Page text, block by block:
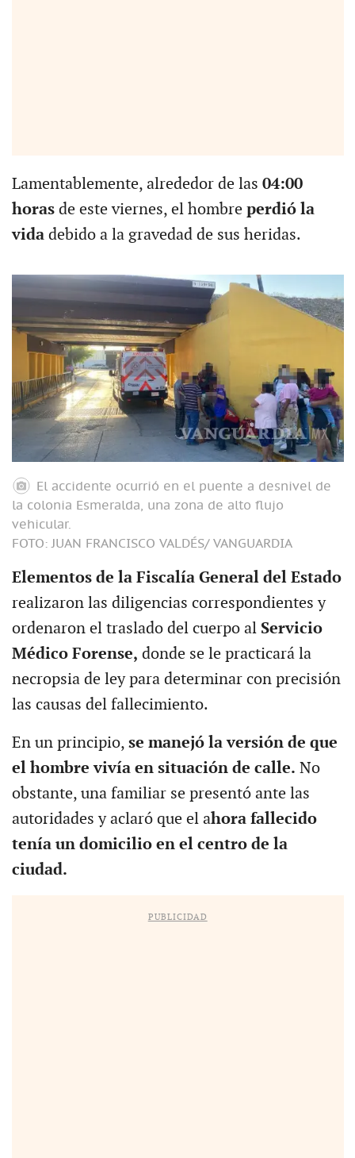
Lamentablemente, alrededor de las 04:00
horas de este viernes, el hombreperdió la
vidadebido a la gravedad de sus heridas.
El accidente ocurrió en el puente a desnivel de
la colonia Esmeralda, una zona de alto flujo
vehicular.
FOTO: JUAN FRANCISCO VALDÉS/ VANGUARDIA
Elementos de la Fiscalía General del Estado
realizaron las diligencias correspondientes y
ordenaron el traslado del cuerpo alServicio
Médico Forense, donde se le practicará la
necropsia de ley para determinar con precisión
las causas del fallecimiento.
En un principio, se manejó la versión de que
el hombre vivía en situación de calle. No
obstante, una familiar se presentó ante las
autoridades y aclaró que el ahora fallecido
tenía un domicilio en el centro de la
ciudad.
PUBLICIDAD